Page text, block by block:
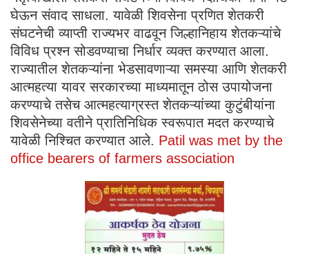
घेऊन संवाद साधला. यावेळी शिवसेना प्रणित शेतकरी
संघटनेची व्याप्ती राज्यभर वाढवून जिल्हानिहाय शेतकऱ्यांचे
विविध प्रश्न सोडवण्याचा निर्धार व्यक्त करण्यात आला.
राज्यातील शेतकऱ्यांना भेडसावणाऱ्या समस्या आणि शेतकरी
आत्महत्या यावर सरकारच्या माध्यमातून ठोस उपायोजना
करण्याचे तसेच आत्महत्याग्रस्त शेतकऱ्यांच्या कुटुंबीयांना
शिवसेनेच्या वतीने प्रातिनिधिक स्वरूपात मदत करण्याचे
यावेळी निश्चित करण्यात आले. Patil was met by the
office bearers of farmers association